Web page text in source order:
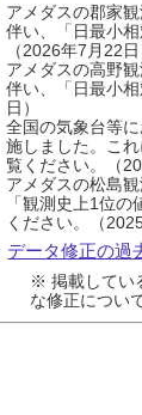
アメダスの郡家
伴い、「日最小
（2026年7月22日
アメダスの高野
伴い、「日最小
日）
全国の気象台等
施しました。こ
覧ください。（
アメダスの松島
「観測史上1位
ください。（
データ修正の過
※ 掲載してい
な修正につい